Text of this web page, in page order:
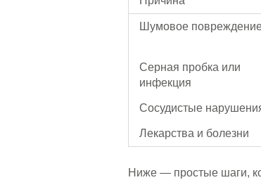
Шумовое
Серная пробка или
инфекция
Сосудистые
Лекарства и болезни
Ниже — простые шаги,